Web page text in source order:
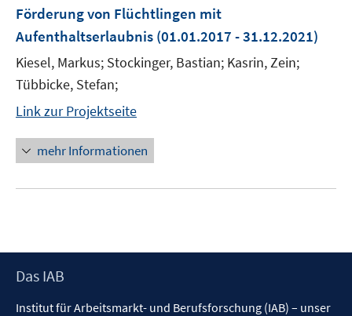
Förderung von Flüchtlingen mit
Aufenthaltserlaubnis (01.01.2017 - 31.12.2021)
Kiesel, Markus; Stockinger, Bastian; Kasrin, Zein;
Tübbicke, Stefan;
Link zur Projektseite
mehr Informationen
Footer
Das IAB
Institut für Arbeitsmarkt- und Berufsforschung (IAB) – unser